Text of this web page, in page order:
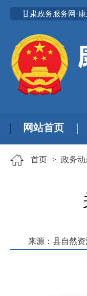
甘肃政务服务网·
网站首页
首页 > 政务动
来源：县自然资